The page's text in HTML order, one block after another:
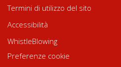
Termini di utilizzo del sito
Accessibilità
WhistleBlowing
Preferenze cookie